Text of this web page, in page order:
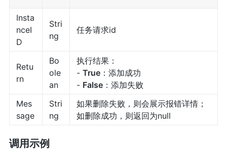
Insta
nceI
D
Stri
ng
任务请求id
Retu
rn
Bo
ole
an
执行结果：
- True：添加成功
- False：添加失败
Mes
sage
Stri
ng
如果删除失败，则会展示报错详情；
如删除成功，则返回为null
调用示例